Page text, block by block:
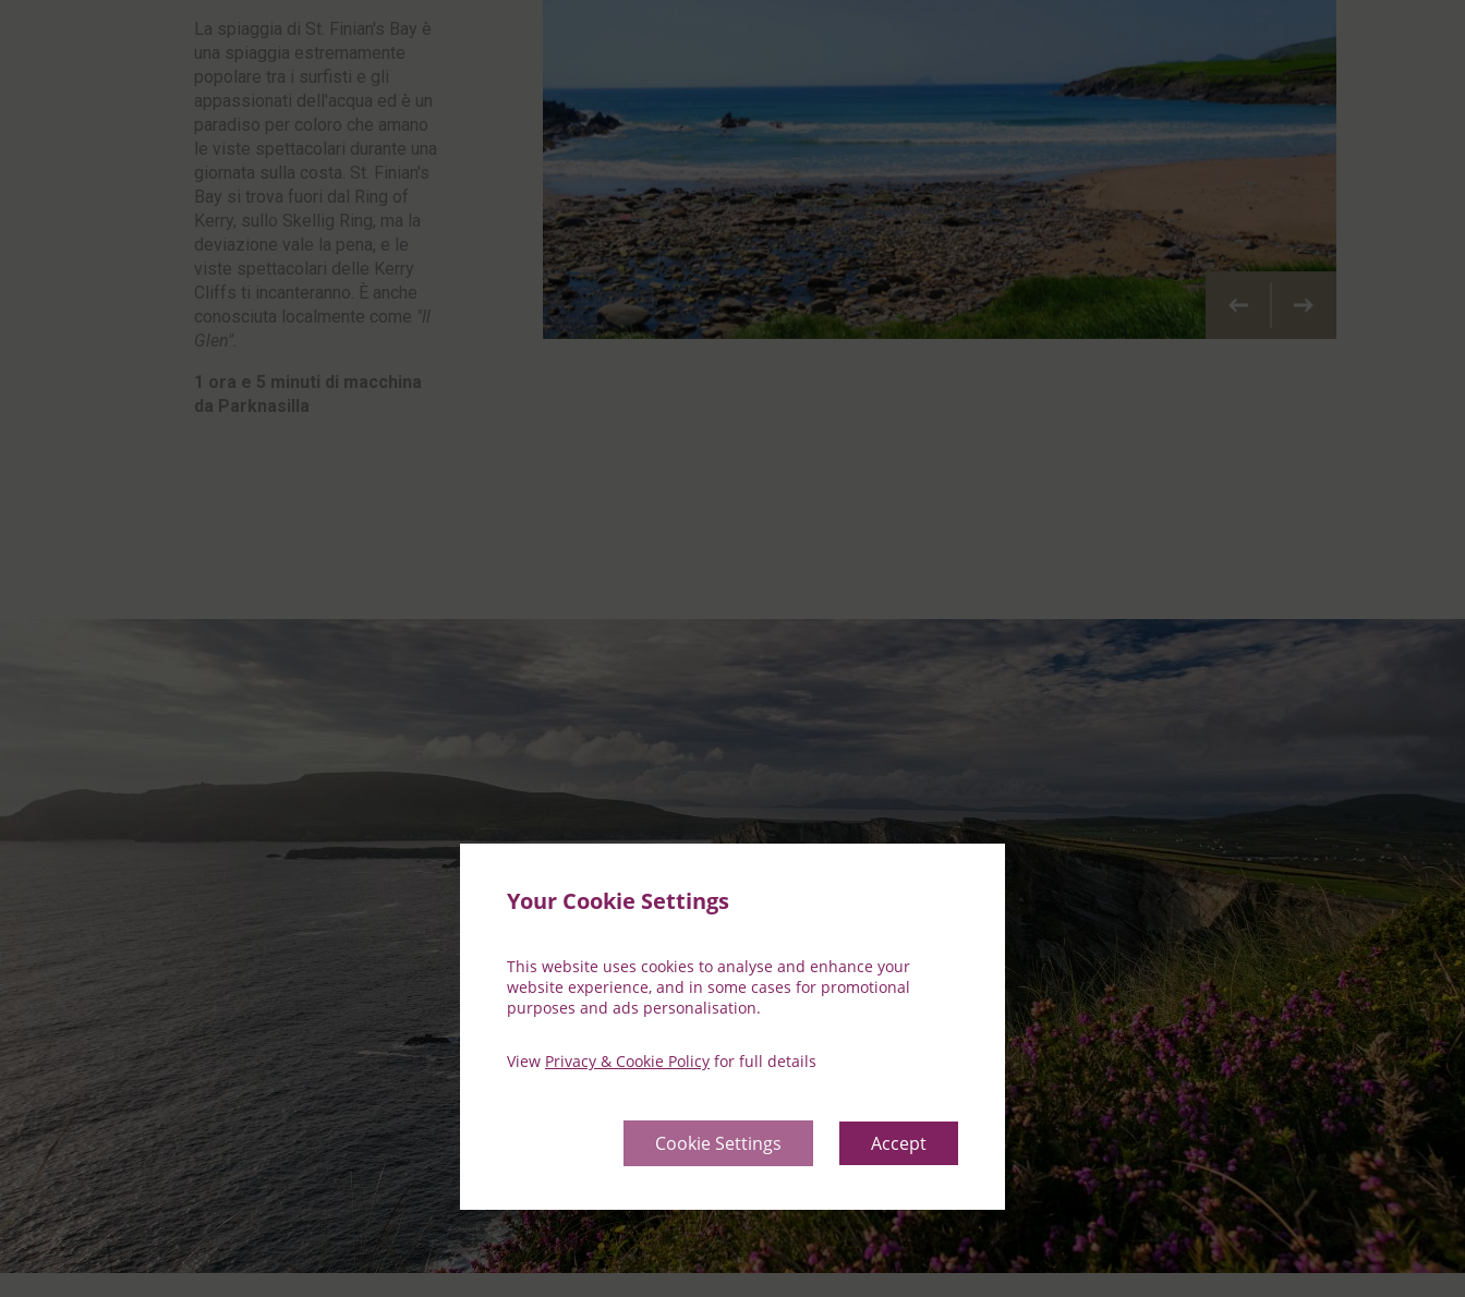
Your Cookie Settings
This website uses cookies to analyse and enhance your
website experience, and in some cases for promotional
purposes and ads personalisation.
View Privacy & Cookie Policy for full details
Cookie Settings Accept
La spiaggia di St. Finian's Bay è
una spiaggia estremamente
popolare tra i surfisti e gli
appassionati dell'acqua ed è un
paradiso per coloro che amano
le viste spettacolari durante una
giornata sulla costa. St. Finian's
Bay si trova fuori dal Ring of
Kerry, sullo Skellig Ring, ma la
deviazione vale la pena, e le
viste spettacolari delle Kerry
Cliffs ti incanteranno. È anche
conosciuta localmente come "Il
Glen".
1 ora e 5 minuti di macchina
da Parknasilla
PrecedenteProssimo